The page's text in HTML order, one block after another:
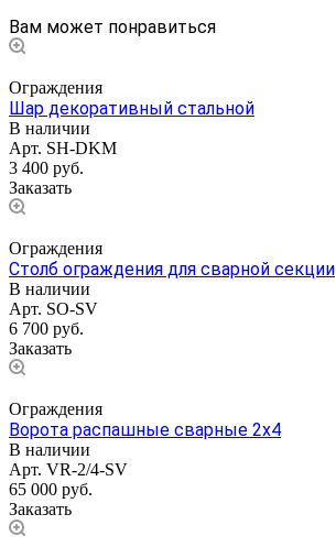
Вам может понравиться
Ограждения
Шар декоративный стальной
В наличии
Арт. SH-DKM
3 400 руб.
Заказать
Ограждения
Столб ограждения для сварной секции
В наличии
Арт. SO-SV
6 700 руб.
Заказать
Ограждения
Ворота распашные сварные 2х4
В наличии
Арт. VR-2/4-SV
65 000 руб.
Заказать